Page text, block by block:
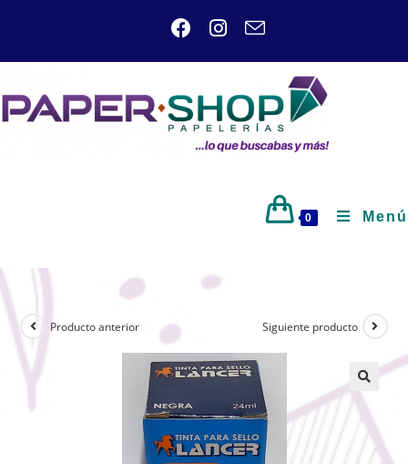
0 Menú
Producto anterior Siguiente producto
🔍